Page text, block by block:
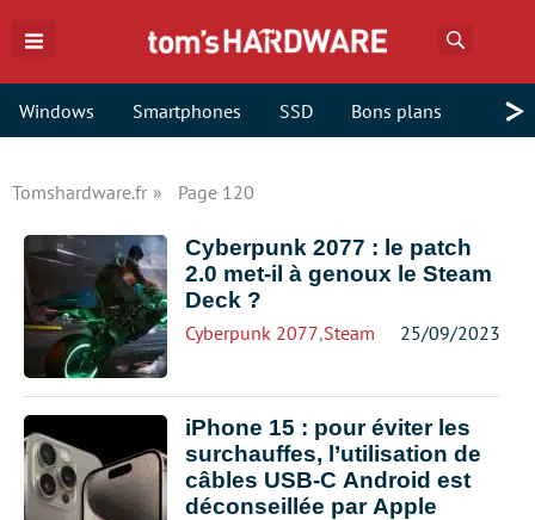
Windows Smartphones SSD Bons plans >
Tomshardware.fr Page 120
Cyberpunk 2077 : le patch
2.0 met-il à genoux le Steam
Deck ?
Cyberpunk 2077,Steam Deck25/09/2023
iPhone 15 : pour éviter les
surchauffes, l’utilisation de
câbles USB-C Android est
déconseillée par Apple